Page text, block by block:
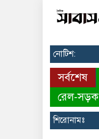
নোটিশ:
সর্বশেষ
রেল-সড়ক
শিরোনামঃ